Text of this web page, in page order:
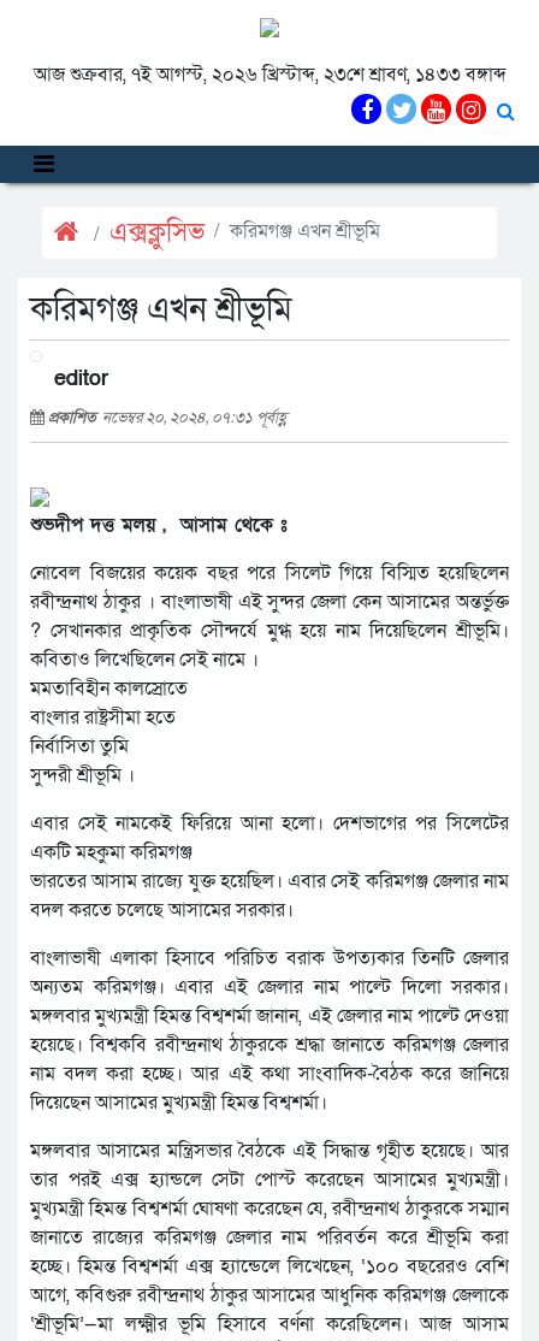
আজ শুক্রবার, ৭ই আগস্ট, ২০২৬ খ্রিস্টাব্দ, ২৩শে শ্রাবণ, ১৪৩৩ বঙ্গাব্দ
এক্সক্লুসিভ করিমগঞ্জ এখন শ্রীভূমি
করিমগঞ্জ এখন শ্রীভূমি
editor
প্রকাশিত নভেম্বর ২০, ২০২৪, ০৭:৩১ পূর্বাহ্ণ
শুভদীপ দত্ত মলয় , আসাম থেকে ঃ
নোবেল বিজয়ের কয়েক বছর পরে সিলেট গিয়ে বিস্মিত হয়েছিলেন
রবীন্দ্রনাথ ঠাকুর । বাংলাভাষী এই সুন্দর জেলা কেন আসামের অন্তর্ভুক্ত
? সেখানকার প্রাকৃতিক সৌন্দর্যে মুগ্ধ হয়ে নাম দিয়েছিলেন শ্রীভূমি।
কবিতাও লিখেছিলেন সেই নামে ।
মমতাবিহীন কালস্রোতে
বাংলার রাষ্ট্রসীমা হতে
নির্বাসিতা তুমি
সুন্দরী শ্রীভূমি ।
এবার সেই নামকেই ফিরিয়ে আনা হলো। দেশভাগের পর সিলেটের
একটি মহকুমা করিমগঞ্জ
ভারতের আসাম রাজ্যে যুক্ত হয়েছিল। এবার সেই করিমগঞ্জ জেলার নাম
বদল করতে চলেছে আসামের সরকার।
বাংলাভাষী এলাকা হিসাবে পরিচিত বরাক উপত্যকার তিনটি জেলার
অন্যতম করিমগঞ্জ। এবার এই জেলার নাম পাল্টে দিলো সরকার।
মঙ্গলবার মুখ্যমন্ত্রী হিমন্ত বিশ্বশর্মা জানান, এই জেলার নাম পাল্টে দেওয়া
হয়েছে। বিশ্বকবি রবীন্দ্রনাথ ঠাকুরকে শ্রদ্ধা জানাতে করিমগঞ্জ জেলার
নাম বদল করা হচ্ছে। আর এই কথা সাংবাদিক-বৈঠক করে জানিয়ে
দিয়েছেন আসামের মুখ্যমন্ত্রী হিমন্ত বিশ্বশর্মা।
মঙ্গলবার আসামের মন্ত্রিসভার বৈঠকে এই সিদ্ধান্ত গৃহীত হয়েছে। আর
তার পরই এক্স হ্যান্ডলে সেটা পোস্ট করেছেন আসামের মুখ্যমন্ত্রী।
মুখ্যমন্ত্রী হিমন্ত বিশ্বশর্মা ঘোষণা করেছেন যে, রবীন্দ্রনাথ ঠাকুরকে সম্মান
জানাতে রাজ্যের করিমগঞ্জ জেলার নাম পরিবর্তন করে শ্রীভূমি করা
হচ্ছে। হিমন্ত বিশ্বশর্মা এক্স হ্যান্ডেলে লিখেছেন, ‘১০০ ‌বছরেরও বেশি
আগে, কবিগুরু রবীন্দ্রনাথ ঠাকুর আসামের আধুনিক করিমগঞ্জ জেলাকে
‘শ্রীভূমি’—মা লক্ষ্মীর ভূমি হিসাবে বর্ণনা করেছিলেন। আজ আসাম